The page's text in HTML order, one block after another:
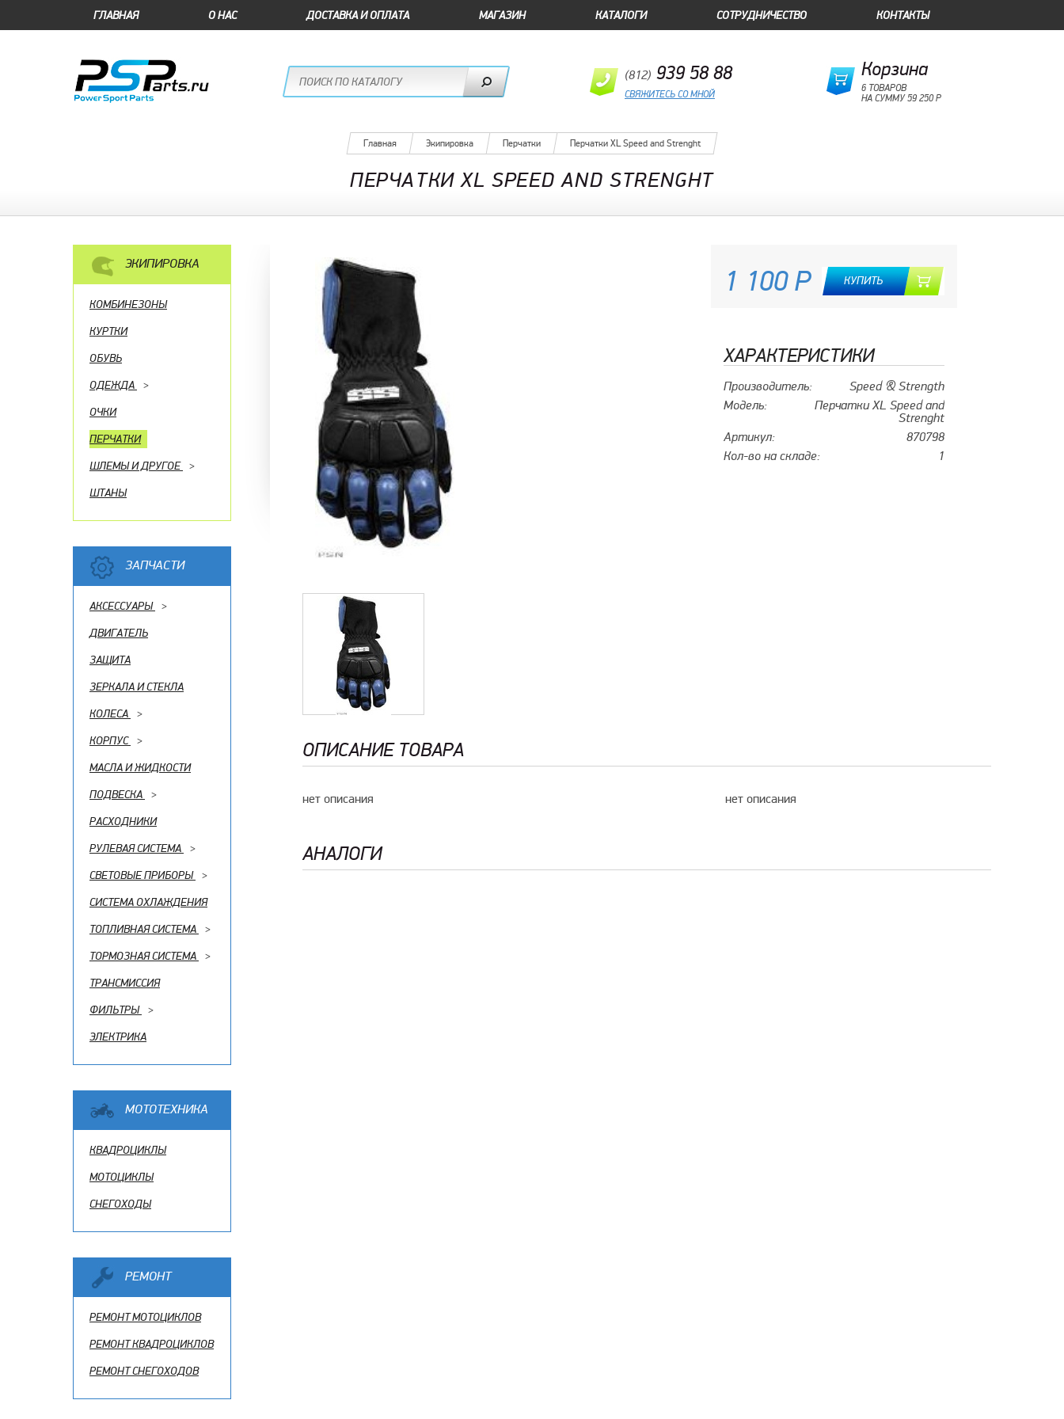
ГЛАВНАЯ О НАС ДОСТАВКА И ОПЛАТА МАГАЗИН КАТАЛОГИ СОТРУДНИЧЕСТВО КОНТАКТЫ
(812) 939 58 88
СВЯЖИТЕСЬ СО МНОЙ
Корзина
6 ТОВАРОВ
НА СУММУ 59 250 Р
Главная Экипировка Перчатки Перчатки XL Speed and Strenght
ПЕРЧАТКИ XL SPEED AND STRENGHT
ЭКИПИРОВКА
КОМБИНЕЗОНЫ
КУРТКИ
ОБУВЬ
ОДЕЖДА
>
ОЧКИ
ПЕРЧАТКИ
ШЛЕМЫ И ДРУГОЕ >
ШТАНЫ
ЗАПЧАСТИ
АКСЕССУАРЫ >
ДВИГАТЕЛЬ
ЗАЩИТА
ЗЕРКАЛА И СТЕКЛА
КОЛЕСА
>
КОРПУС >
МАСЛА И ЖИДКОСТИ
ПОДВЕСКА
>
РАСХОДНИКИ
РУЛЕВАЯ СИСТЕМА
>
СВЕТОВЫЕ ПРИБОРЫ >
СИСТЕМА ОХЛАЖДЕНИЯ
ТОПЛИВНАЯ СИСТЕМА
>
ТОРМОЗНАЯ СИСТЕМА
>
ТРАНСМИССИЯ
ФИЛЬТРЫ >
ЭЛЕКТРИКА
МОТОТЕХНИКА
КВАДРОЦИКЛЫ
МОТОЦИКЛЫ
СНЕГОХОДЫ
РЕМОНТ
РЕМОНТ МОТОЦИКЛОВ
РЕМОНТ КВАДРОЦИКЛОВ
РЕМОНТ СНЕГОХОДОВ
1 100 Р КУПИТЬ
ХАРАКТЕРИСТИКИ
Speed & Strength
Производитель:
Перчатки XL Speed and
Strenght
Модель:
870798
Артикул:
1
Кол-во на складе:
ОПИСАНИЕ ТОВАРА
нет описания нет описания
АНАЛОГИ